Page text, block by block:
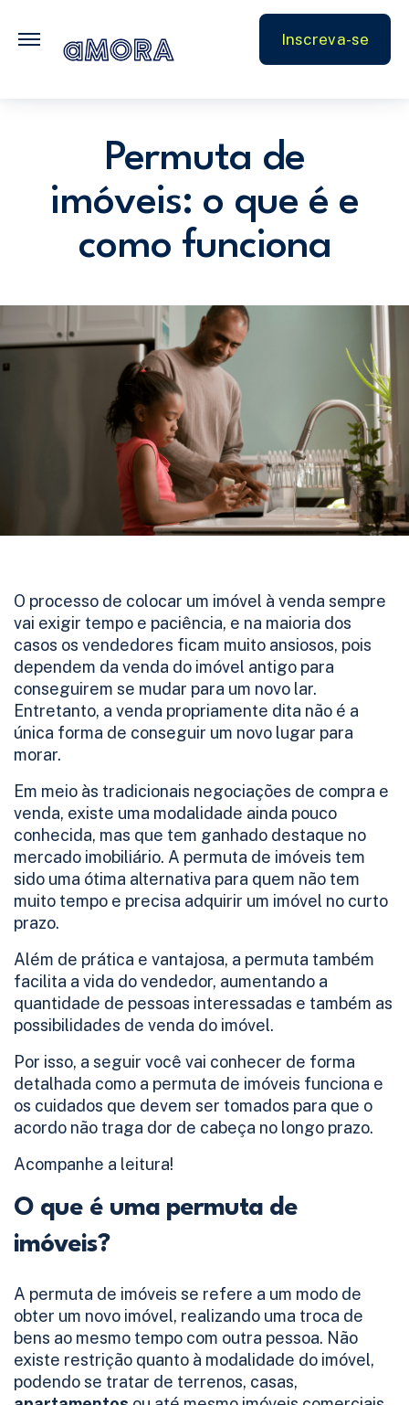
Inscreva-se
Parceiros
Permuta de
imóveis: o que é e
como funciona
O processo de colocar um imóvel à venda sempre
vai exigir tempo e paciência, e na maioria dos
casos os vendedores ficam muito ansiosos, pois
dependem da venda do imóvel antigo para
conseguirem se mudar para um novo lar.
Entretanto, a venda propriamente dita não é a
única forma de conseguir um novo lugar para
morar.
Em meio às tradicionais negociações de compra e
venda, existe uma modalidade ainda pouco
conhecida, mas que tem ganhado destaque no
mercado imobiliário. A permuta de imóveis tem
sido uma ótima alternativa para quem não tem
muito tempo e precisa adquirir um imóvel no curto
prazo.
Além de prática e vantajosa, a permuta também
facilita a vida do vendedor, aumentando a
quantidade de pessoas interessadas e também as
possibilidades de venda do imóvel.
Por isso, a seguir você vai conhecer de forma
detalhada como a permuta de imóveis funciona e
os cuidados que devem ser tomados para que o
acordo não traga dor de cabeça no longo prazo.
Acompanhe a leitura!
O que é uma permuta de
imóveis?
A permuta de imóveis se refere a um modo de
obter um novo imóvel, realizando uma troca de
bens ao mesmo tempo com outra pessoa. Não
existe restrição quanto à modalidade do imóvel,
podendo se tratar de terrenos, casas,